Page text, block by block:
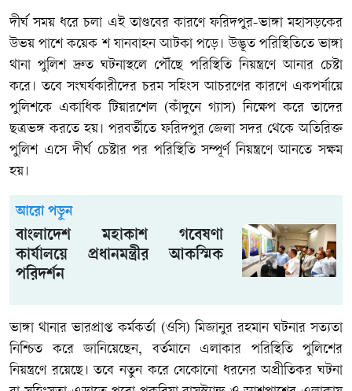
দীর্ঘ সময় ধরে চলা এই তাণ্ডবের কারণে ফরিদপুর-ভাঙ্গা মহাসড়কের
উভয় পাশে কয়েক শ যানবাহন আটকা পড়ে। উদ্ভূত পরিস্থিতিতে ভাঙ্গা
থানা পুলিশ দ্রুত ঘটনাস্থলে পৌঁছে পরিস্থিতি নিয়ন্ত্রণে আনার চেষ্টা
করে। তবে সংঘর্ষকারীদের চরম সহিংস আচরণের কারণে একপর্যায়ে
পুলিশকে একাধিক টিয়ারশেল (কাঁদুনে গ্যাস) নিক্ষেপ করে তাদের
ছত্রভঙ্গ করতে হয়। পরবর্তীতে ফরিদপুর জেলা সদর থেকে অতিরিক্ত
পুলিশ এসে দীর্ঘ চেষ্টার পর পরিস্থিতি সম্পূর্ণ নিয়ন্ত্রণে আনতে সক্ষম
হয়।
আরো পড়ুন
বাংলাদেশ মহাকাশ গবেষণা
কার্যালয়ে প্রধানমন্ত্রীর আকস্মিক
পরিদর্শন
ভাঙ্গা থানার ভারপ্রাপ্ত কর্মকর্তা (ওসি) মিজানুর রহমান ঘটনার সত্যতা
নিশ্চিত করে জানিয়েছেন, বর্তমানে এলাকার পরিস্থিতি পুলিশের
নিয়ন্ত্রণে রয়েছে। তবে নতুন করে যেকোনো ধরনের অপ্রীতিকর ঘটনা